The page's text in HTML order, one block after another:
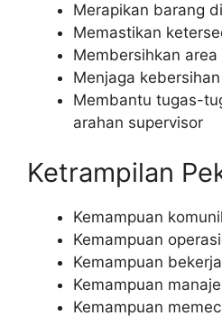
Merapikan barang
Memastikan
Membersihkan area
Menjaga
Membantu tugas-
arahan supervisor
Ketrampilan
Kemampuan
Kemampuan
Kemampuan
Kemampuan
Kemampuan